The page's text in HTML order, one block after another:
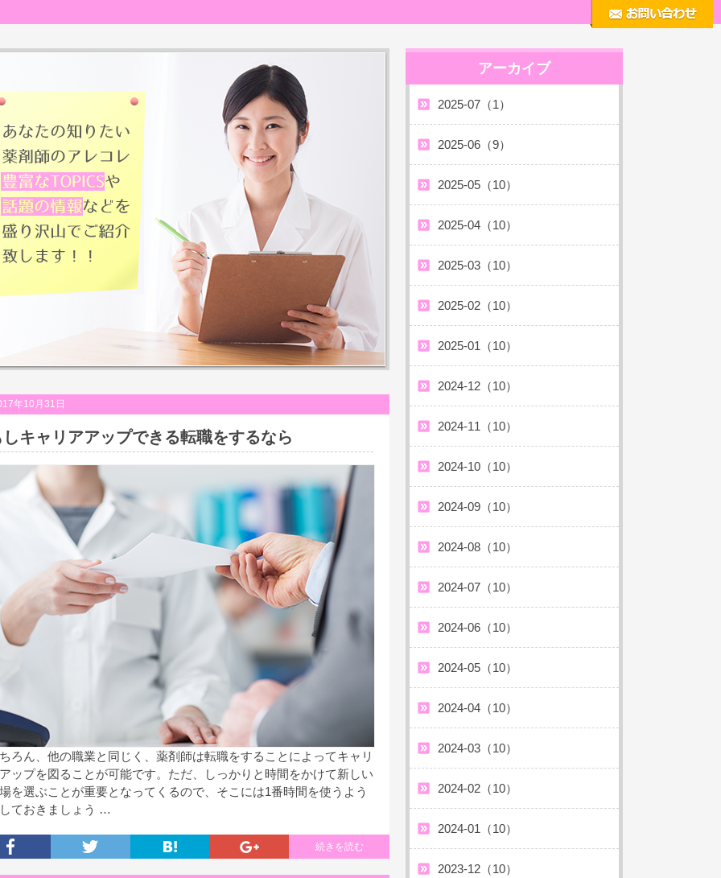
年10月31日
キャリアアップできる転職をするなら
ろん、他の職業と同じく、薬剤師は転職をすることによってキャリ
ップを図ることが可能です。ただ、しっかりと時間をかけて新しい
を選ぶことが重要となってくるので、そこには1番時間を使うよう
ておきましょう …
続きを読む
アーカイブ
2025-07（1）
2025-06（9）
2025-05（10）
2025-04（10）
2025-03（10）
2025-02（10）
2025-01（10）
2024-12（10）
2024-11（10）
2024-10（10）
2024-09（10）
2024-08（10）
2024-07（10）
2024-06（10）
2024-05（10）
2024-04（10）
2024-03（10）
2024-02（10）
2024-01（10）
2023-12（10）